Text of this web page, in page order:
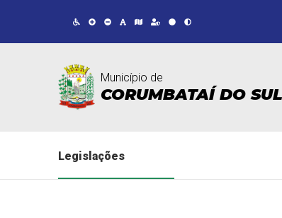
Município de
CORUMBATAÍ DO SUL
Legislações